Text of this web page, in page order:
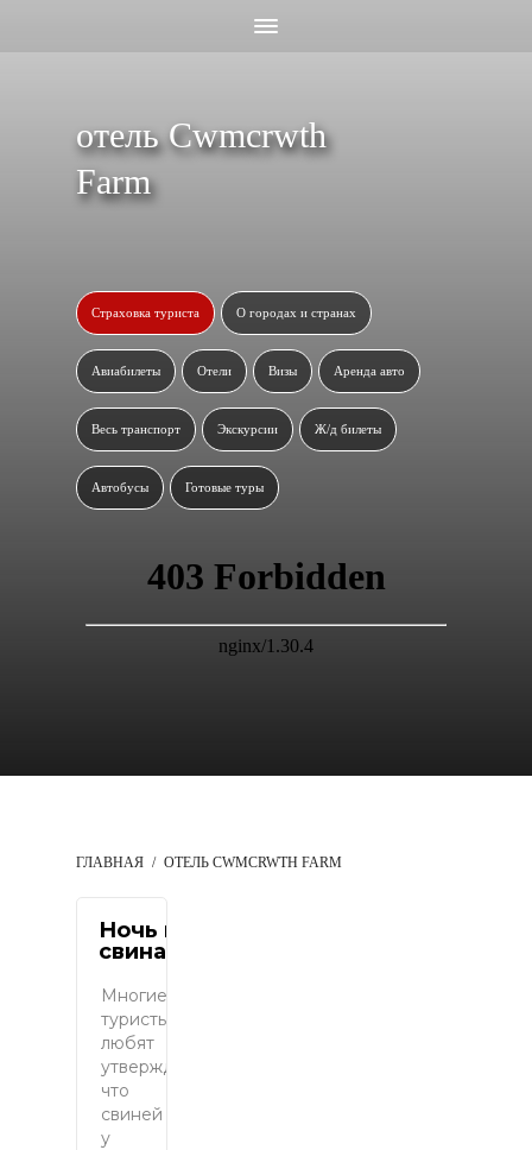
отель Cwmcrwth
Farm
Страховка туриста О городах и странах
Авиабилеты Отели Визы Аренда авто
Весь транспорт Экскурсии Ж/д билеты
Автобусы Готовые туры
ГЛАВНАЯ ОТЕЛЬ CWMCRWTH FARM
Ночь в
свинарнике
Многие
туристы
любят
утверждать,
что
свиней
у